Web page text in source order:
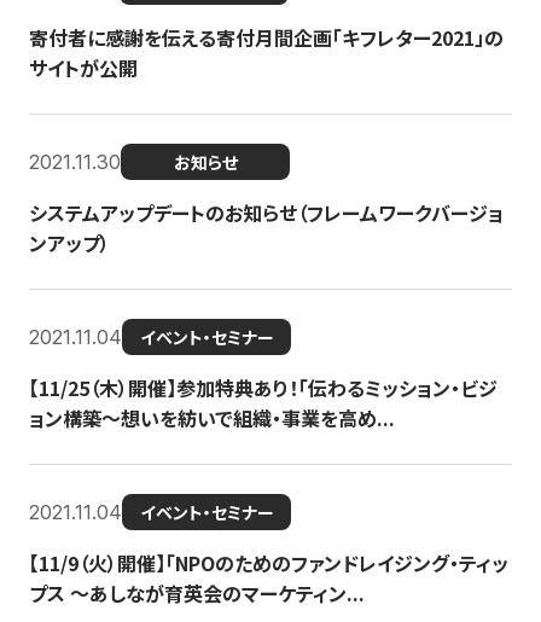
寄付者に感謝を伝える寄付月間企画「キフレター2021」の
サイトが公開
2021.11.30 お知らせ
システムアップデートのお知らせ（フレームワークバージョ
ンアップ）
2021.11.04 イベント・セミナー
【11/25（木）開催】参加特典あり！「伝わるミッション・ビジ
ョン構築〜想いを紡いで組織・事業を高め...
2021.11.04 イベント・セミナー
【11/9（火）開催】「NPOのためのファンドレイジング・ティッ
プス 〜あしなが育英会のマーケティン...